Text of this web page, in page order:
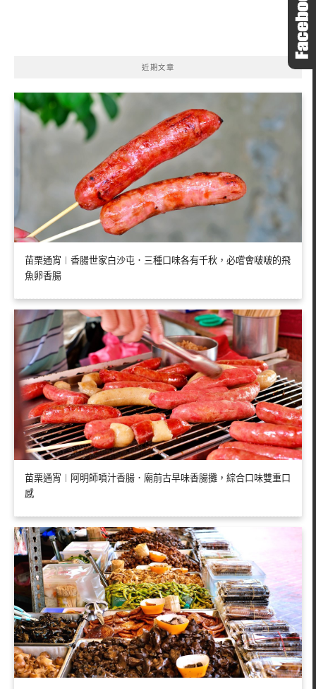
近期文章
苗栗通宵︱香腸世家白沙屯．三種口味各有千秋，必嚐會啵啵的飛
魚卵香腸
苗栗通宵︱阿明師噴汁香腸．廟前古早味香腸攤，綜合口味雙重口
感